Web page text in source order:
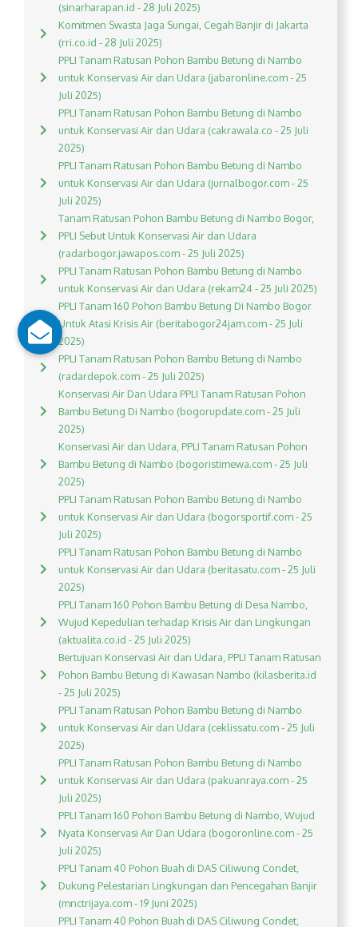
(sinarharapan.id - 28 Juli 2025)
Komitmen Swasta Jaga Sungai, Cegah Banjir di Jakarta
(rri.co.id - 28 Juli 2025)
PPLI Tanam Ratusan Pohon Bambu Betung di Nambo
untuk Konservasi Air dan Udara (jabaronline.com - 25
Juli 2025)
PPLI Tanam Ratusan Pohon Bambu Betung di Nambo
untuk Konservasi Air dan Udara (cakrawala.co - 25 Juli
2025)
PPLI Tanam Ratusan Pohon Bambu Betung di Nambo
untuk Konservasi Air dan Udara (jurnalbogor.com - 25
Juli 2025)
Tanam Ratusan Pohon Bambu Betung di Nambo Bogor,
PPLI Sebut Untuk Konservasi Air dan Udara
(radarbogor.jawapos.com - 25 Juli 2025)
PPLI Tanam Ratusan Pohon Bambu Betung di Nambo
untuk Konservasi Air dan Udara (rekam24 - 25 Juli 2025)
PPLI Tanam 160 Pohon Bambu Betung Di Nambo Bogor
Untuk Atasi Krisis Air (beritabogor24jam.com - 25 Juli
2025)
PPLI Tanam Ratusan Pohon Bambu Betung di Nambo
(radardepok.com - 25 Juli 2025)
Konservasi Air Dan Udara PPLI Tanam Ratusan Pohon
Bambu Betung Di Nambo (bogorupdate.com - 25 Juli
2025)
Konservasi Air dan Udara, PPLI Tanam Ratusan Pohon
Bambu Betung di Nambo (bogoristimewa.com - 25 Juli
2025)
PPLI Tanam Ratusan Pohon Bambu Betung di Nambo
untuk Konservasi Air dan Udara (bogorsportif.com - 25
Juli 2025)
PPLI Tanam Ratusan Pohon Bambu Betung di Nambo
untuk Konservasi Air dan Udara (beritasatu.com - 25 Juli
2025)
PPLI Tanam 160 Pohon Bambu Betung di Desa Nambo,
Wujud Kepedulian terhadap Krisis Air dan Lingkungan
(aktualita.co.id - 25 Juli 2025)
Bertujuan Konservasi Air dan Udara, PPLI Tanam Ratusan
Pohon Bambu Betung di Kawasan Nambo (kilasberita.id
- 25 Juli 2025)
PPLI Tanam Ratusan Pohon Bambu Betung di Nambo
untuk Konservasi Air dan Udara (ceklissatu.com - 25 Juli
2025)
PPLI Tanam Ratusan Pohon Bambu Betung di Nambo
untuk Konservasi Air dan Udara (pakuanraya.com - 25
Juli 2025)
PPLI Tanam 160 Pohon Bambu Betung di Nambo, Wujud
Nyata Konservasi Air Dan Udara (bogoronline.com - 25
Juli 2025)
PPLI Tanam 40 Pohon Buah di DAS Ciliwung Condet,
Dukung Pelestarian Lingkungan dan Pencegahan Banjir
(mnctrijaya.com - 19 Juni 2025)
PPLI Tanam 40 Pohon Buah di DAS Ciliwung Condet,